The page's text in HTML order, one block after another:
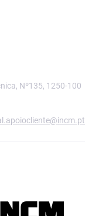
Nº135, 1250-100